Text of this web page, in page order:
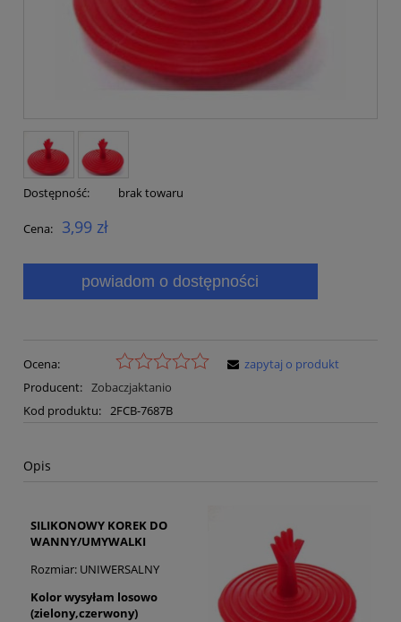
Dostępność: brak towaru
Cena: 3,99 zł
powiadom o dostępności
Ocena:
Producent: Zobaczjaktanio
Kod produktu: 2FCB-7687B
zapytaj o produkt
Opis
SILIKONOWY KOREK DO
WANNY/UMYWALKI
Rozmiar: UNIWERSALNY
Kolor wysyłam losowo
(zielony,czerwony)